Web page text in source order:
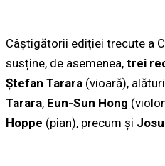
Câștigătorii ediției trecute a
susține, de asemenea, trei
Ștefan Tarara (vioară),
Tarara, Eun-Sun Hong
Hoppe (pian), precum și